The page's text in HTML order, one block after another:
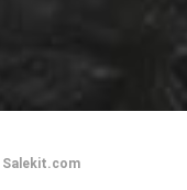
Salekit.com